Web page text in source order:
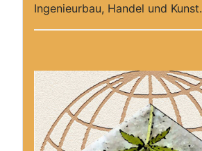
Ingenieurbau, Handel und Kunst.